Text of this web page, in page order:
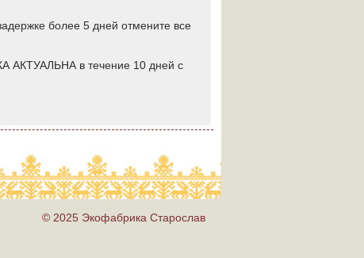
более 5 дней отмените все
АКТУАЛЬНА в течение 10 дней с
© 2025 Экофабрика Старослав